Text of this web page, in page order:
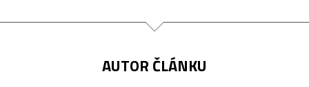
AUTOR ČLÁNKU